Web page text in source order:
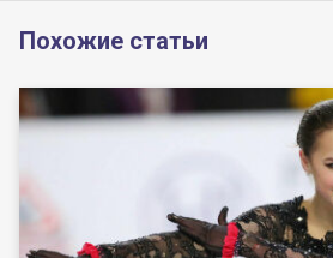
Похожие статьи